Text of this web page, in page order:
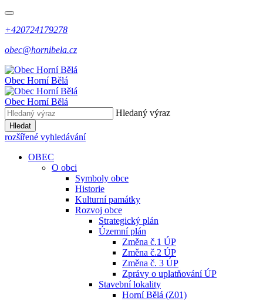
+420724179278
obec@hornibela.cz
Obec HorníBělá
Obec HorníBělá
Hledaný výraz
Hledat
rozšířené vyhledávání
OBEC
O obci
Symboly obce
Historie
Kulturní památky
Rozvoj obce
Strategický plán
Územní plán
Změna č.1 ÚP
Změna č.2 ÚP
Změna č. 3 ÚP
Zprávy o uplatňování ÚP
Stavební lokality
Horní Bělá (Z01)